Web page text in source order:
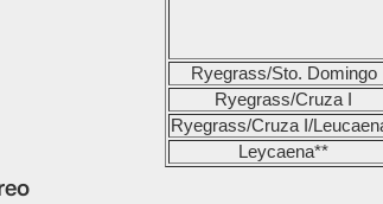
Ryegrass/Sto. Domingo
Ryegrass/Cruza I
Ryegrass/Cruza I/
Leycaena**